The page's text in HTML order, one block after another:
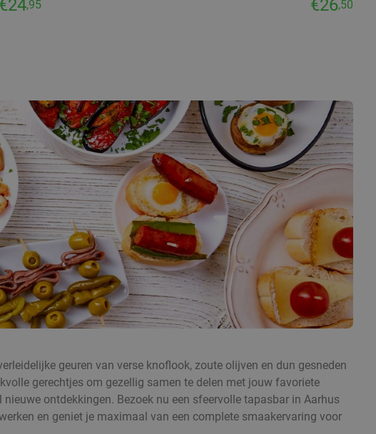
€24,95 €26,50
geuren van verse knoflook, zoute olijven en dun gesneden
gerechtjes om gezellig samen te delen met jouw favoriete
ontdekkingen. Bezoek nu een sfeervolle tapasbar in Aarhus
en geniet je maximaal van een complete smaakervaring voor